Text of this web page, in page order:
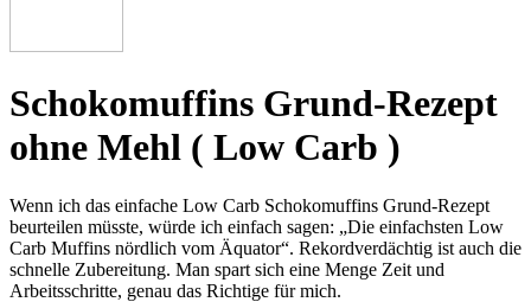
Schokomuffins Grund-Rezept
ohne Mehl ( Low Carb )
Wenn ich das einfache Low Carb Schokomuffins Grund-Rezept
beurteilen müsste, würde ich einfach sagen: „Die einfachsten Low
Carb Muffins nördlich vom Äquator“. Rekordverdächtig ist auch die
schnelle Zubereitung. Man spart sich eine Menge Zeit und
Arbeitsschritte, genau das Richtige für mich.